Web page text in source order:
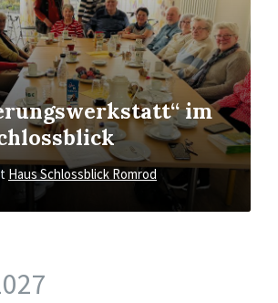
im
Haus Schlossblick Romrod